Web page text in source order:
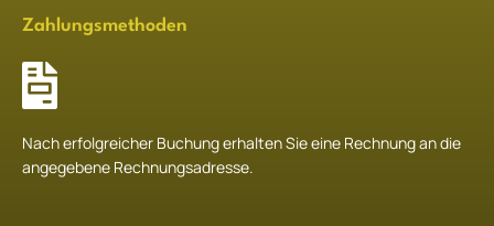
Zahlungsmethoden
Nach erfolgreicher Buchung erhalten Sie eine Rechnung an die
angegebene Rechnungsadresse.